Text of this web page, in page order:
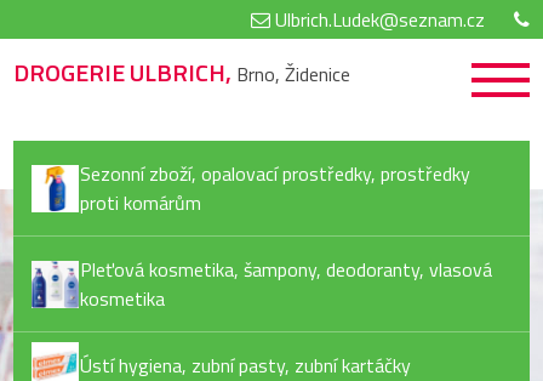
Ulbrich.Ludek@seznam.cz
DROGERIE ULBRICH, Brno, Židenice
Sezonní zboží, opalovací prostředky, prostředky
proti komárům
Pleťová kosmetika, šampony, deodoranty, vlasová
kosmetika
Ústí hygiena, zubní pasty, zubní kartáčky